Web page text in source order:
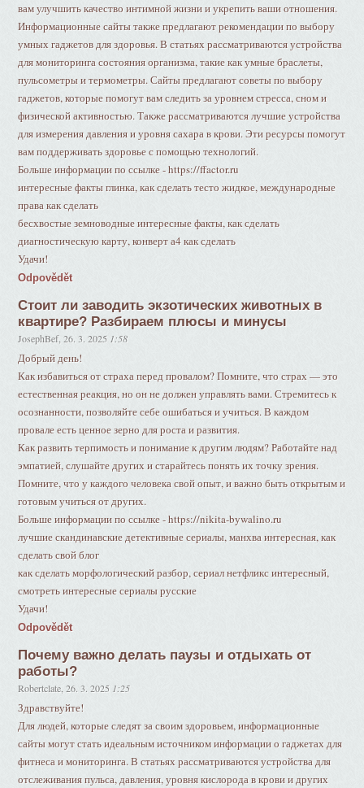
вам улучшить качество интимной жизни и укрепить ваши отношения.
Информационные сайты также предлагают рекомендации по выбору
умных гаджетов для здоровья. В статьях рассматриваются устройства
для мониторинга состояния организма, такие как умные браслеты,
пульсометры и термометры. Сайты предлагают советы по выбору
гаджетов, которые помогут вам следить за уровнем стресса, сном и
физической активностью. Также рассматриваются лучшие устройства
для измерения давления и уровня сахара в крови. Эти ресурсы помогут
вам поддерживать здоровье с помощью технологий.
Больше информации по ссылке - https://ffactor.ru
интересные факты глинка, как сделать тесто жидкое, международные
права как сделать
бесхвостые земноводные интересные факты, как сделать
диагностическую карту, конверт а4 как сделать
Удачи!
Odpovědět
Стоит ли заводить экзотических животных в
квартире? Разбираем плюсы и минусы
JosephBef,26. 3. 2025 1:58
Добрый день!
Как избавиться от страха перед провалом? Помните, что страх — это
естественная реакция, но он не должен управлять вами. Стремитесь к
осознанности, позволяйте себе ошибаться и учиться. В каждом
провале есть ценное зерно для роста и развития.
Как развить терпимость и понимание к другим людям? Работайте над
эмпатией, слушайте других и старайтесь понять их точку зрения.
Помните, что у каждого человека свой опыт, и важно быть открытым и
готовым учиться от других.
Больше информации по ссылке - https://nikita-bywalino.ru
лучшие скандинавские детективные сериалы, манхва интересная, как
сделать свой блог
как сделать морфологический разбор, сериал нетфликс интересный,
смотреть интересные сериалы русские
Удачи!
Odpovědět
Почему важно делать паузы и отдыхать от
работы?
Robertclate ,26. 3. 2025 1:25
Здравствуйте!
Для людей, которые следят за своим здоровьем, информационные
сайты могут стать идеальным источником информации о гаджетах для
фитнеса и мониторинга. В статьях рассматриваются устройства для
отслеживания пульса, давления, уровня кислорода в крови и других